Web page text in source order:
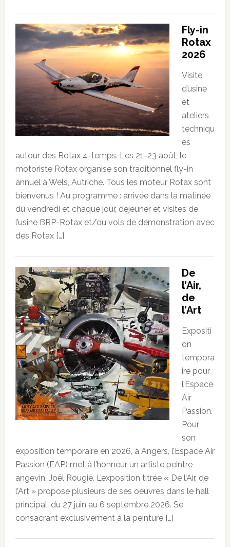
Fly-in
Rotax
2026
Visite
d’usine
et
ateliers
techniqu
es
autour des Rotax 4-temps. Les 21-23 août, le
motoriste Rotax organise son traditionnel fly-in
annuel à Wels, Autriche. Tous les moteur Rotax sont
bienvenus ! Au programme : arrivée dans la matinée
du vendredi et chaque jour, dejeuner et visites de
l’usine BRP-Rotax et/ou vols de démonstration avec
des Rotax […]
De
l’Air,
de
l’Art
Expositi
on
tempora
ire pour
l’Espace
Air
Passion.
Pour
son
exposition temporaire en 2026, à Angers, l’Espace Air
Passion (EAP) met à l’honneur un artiste peintre
angevin, Joël Rougié. L’exposition titrée « De l’Air, de
l’Art » propose plusieurs de ses oeuvres dans le hall
principal, du 27 juin au 6 septembre 2026. Se
consacrant exclusivement à la peinture […]